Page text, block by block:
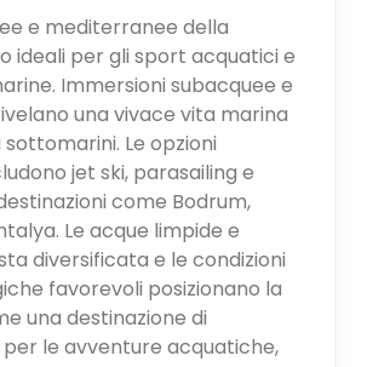
e mediterranee della
ideali per gli sport acquatici e
Immersioni subacquee e
una vivace vita marina
Le opzioni
jet ski, parasailing e
come Bodrum,
Le acque limpide e
diversificata e le condizioni
favorevoli posizionano la
una destinazione di
le avventure acquatiche,